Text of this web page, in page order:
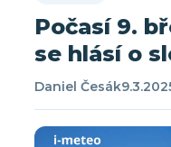
Počasí 9.
se hlásí o
Daniel Česák